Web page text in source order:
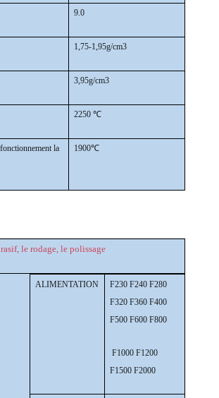
9.0
1,75-1,95g/cm3
3,95g/cm3
2250 ℃
la
1900℃
le rodage, le polissage
ALIMENTATION
F230 F240 F280
F320 F360 F400
F500 F600 F800
F1000 F1200
F1500 F2000